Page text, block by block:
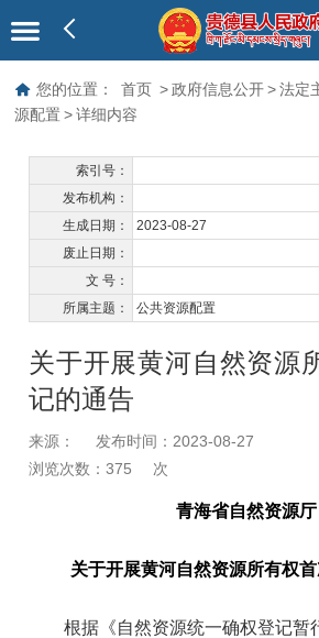
您的位置： 首页 > 政府信息公开 > 法定
源配置 > 详细内容
索引号：
发布机构：
生成日期：
2023-08-27
废止日期：
文 号：
所属主题：
公共资源配置
关于开展黄河自然资源
记的通告
来源：
发布时间：2023-08-27
浏览次数：375 次
青海省自然资源厅
关于开展黄河自然资源所有权
根据《自然资源统一确权登记暂